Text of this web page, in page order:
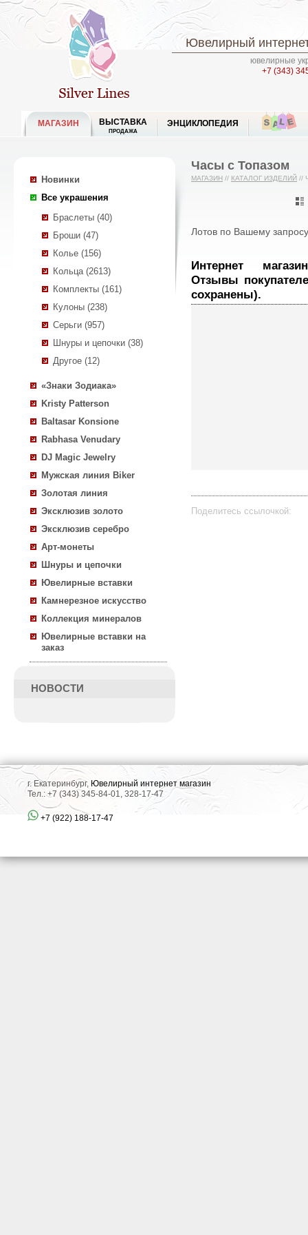
Ювелирный
ювелирные
+7 (343)
МАГАЗИН ВЫСТАВКА
ПРОДАЖА
ЭНЦИКЛОПЕДИЯ
Новинки
Все украшения
Браслеты (40)
Броши (47)
Колье (156)
Кольца (2613)
Комплекты (161)
Кулоны (238)
Серьги (957)
Шнуры и цепочки (38)
Другое (12)
«Знаки Зодиака»
Kristy Patterson
Baltasar Konsione
Rabhasa Venudary
DJ Magic Jewelry
Мужская линия Biker
Золотая линия
Эксклюзив золото
Эксклюзив серебро
Арт-монеты
Шнуры и цепочки
Ювелирные вставки
Камнерезное искусство
Коллекция минералов
Ювелирные вставки на
заказ
НОВОСТИ
Часы с Топазом
МАГАЗИН // КАТАЛОГ ИЗДЕЛИЙ //
Лотов по Вашему
Интернет магазин ювелирных украшений.
Отзывы
сохранены).
Поделитесь ссылочкой:
г. Екатеринбург, Ювелирный интернет магазин
Тел.: +7 (343) 345-84-01, 328-17-47
+7 (922) 188-17-47